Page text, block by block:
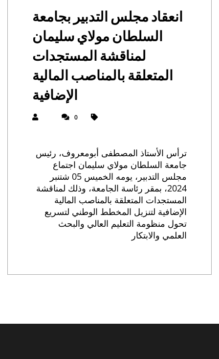
انعقاد مجلس التدبير بجامعة
السلطان مولاي سليمان
لمناقشة المستجدات
المتعلقة بالمناصب المالية
الإضافية
0
ترأس الأستاذ المصطفى أبومعروف، رئيس
جامعة السلطان مولاي سليمان اجتماع
مجلس التدبير، يومه الخميس 05 شتنبر
2024، بمقر رئاسة الجامعة، وذلك لمناقشة
المستجدات المتعلقة بالمناصب المالية
الإضافية لتنزيل المخطط الوطني لتسريع
تحول منظومة التعليم العالي والبحث
العلمي والابتكار